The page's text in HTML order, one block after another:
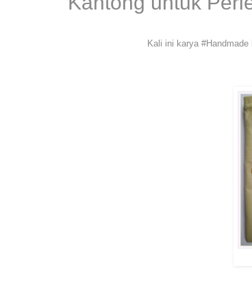
Kali ini karya